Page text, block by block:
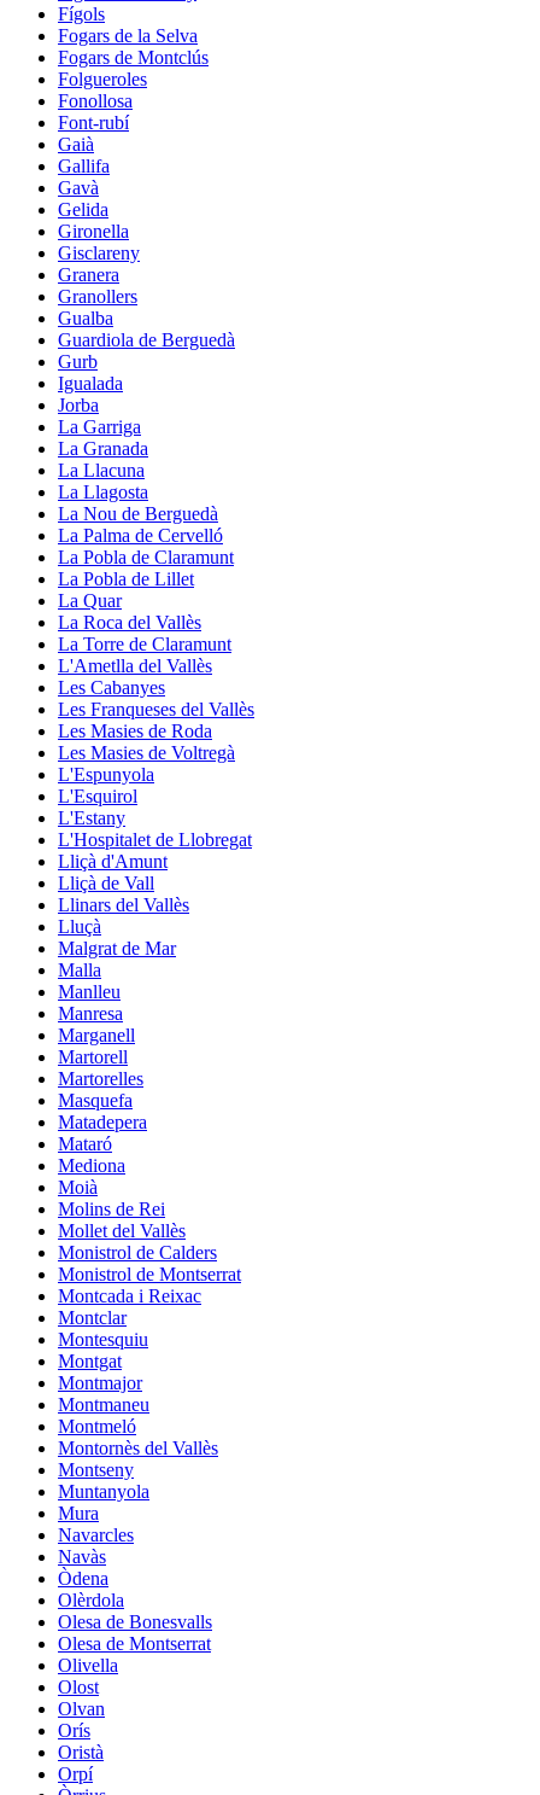
Fígols
Fogars de la Selva
Fogars de Montclús
Folgueroles
Fonollosa
Font-rubí
Gaià
Gallifa
Gavà
Gelida
Gironella
Gisclareny
Granera
Granollers
Gualba
Guardiola de Berguedà
Gurb
Igualada
Jorba
La Garriga
La Granada
La Llacuna
La Llagosta
La Nou de Berguedà
La Palma de Cervelló
La Pobla de Claramunt
La Pobla de Lillet
La Quar
La Roca del Vallès
La Torre de Claramunt
L'Ametlla del Vallès
Les Cabanyes
Les Franqueses del Vallès
Les Masies de Roda
Les Masies de Voltregà
L'Espunyola
L'Esquirol
L'Estany
L'Hospitalet de Llobregat
Lliçà d'Amunt
Lliçà de Vall
Llinars del Vallès
Lluçà
Malgrat de Mar
Malla
Manlleu
Manresa
Marganell
Martorell
Martorelles
Masquefa
Matadepera
Mataró
Mediona
Moià
Molins de Rei
Mollet del Vallès
Monistrol de Calders
Monistrol de Montserrat
Montcada i Reixac
Montclar
Montesquiu
Montgat
Montmajor
Montmaneu
Montmeló
Montornès del Vallès
Montseny
Muntanyola
Mura
Navarcles
Navàs
Òdena
Olèrdola
Olesa de Bonesvalls
Olesa de Montserrat
Olivella
Olost
Olvan
Orís
Oristà
Orpí